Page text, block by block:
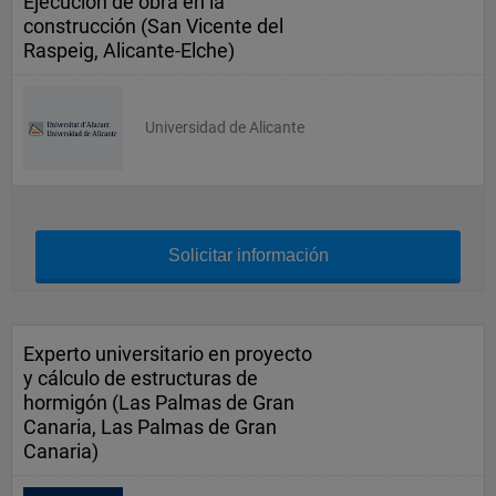
construcción (San Vicente del
Raspeig, Alicante-Elche)
Universidad de Alicante
Solicitar información
Experto universitario en proyecto
y cálculo de estructuras de
hormigón (Las Palmas de Gran
Canaria, Las Palmas de Gran
Canaria)